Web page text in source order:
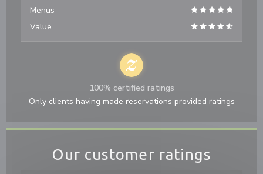
Our customer ratings
Menus
Value
100% certified ratings
Only clients having made reservations provided ratings